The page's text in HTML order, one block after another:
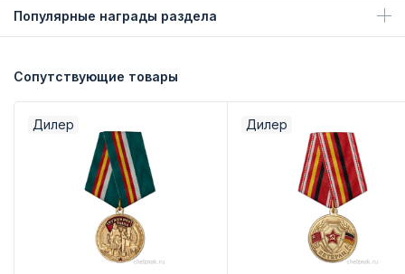
Популярные награды раздела
Сопутствующие товары
Дилер Дилер